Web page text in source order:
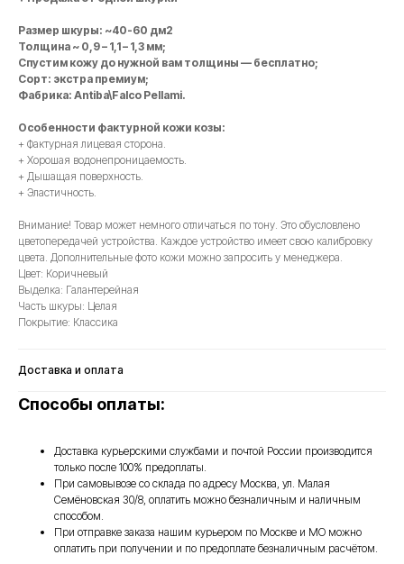
Размер шкуры: ~40-60 дм2
Толщина ~ 0,9 – 1,1 – 1,3 мм;
Спустим кожу до нужной вам толщины — бесплатно;
Сорт: экстра премиум;
Фабрика: Antiba\Falco Pellami.
Особенности фактурной кожи козы:
+ Фактурная лицевая сторона.
+ Хорошая водонепроницаемость.
+ Дышащая поверхность.
+ Эластичность.
Внимание! Товар может немного отличаться по тону. Это обусловлено
цветопередачей устройства. Каждое устройство имеет свою калибровку
цвета. Дополнительные фото кожи можно запросить у менеджера.
Цвет: Коричневый
Выделка: Галантерейная
Часть шкуры: Целая
Покрытие: Классика
Доставка и оплата
Способы оплаты:
Доставка курьерскими службами и почтой России производится
только после 100% предоплаты.
При самовывозе со склада по адресу Москва, ул. Малая
Семёновская 30/8, оплатить можно безналичным и наличным
способом.
При отправке заказа нашим курьером по Москве и МО можно
оплатить при получении и по предоплате безналичным расчётом.